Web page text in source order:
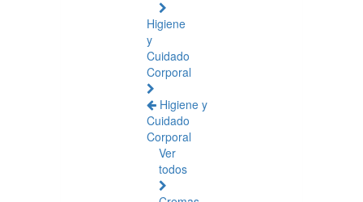
Higiene
y
Cuidado
Corporal
Higiene y
Cuidado
Corporal
Ver
todos